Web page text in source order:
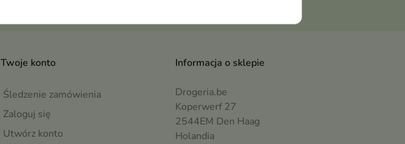
Twoje konto
Śledzenie zamówienia
Zaloguj się
Utwórz konto
Informacja o sklepie
Drogeria.be
Koperwerf 27
2544EM Den Haag
Holandia